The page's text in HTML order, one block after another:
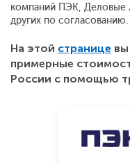
компаний ПЭК, Деловые
других по согласованию.
На этой странице
примерные
России с помощью